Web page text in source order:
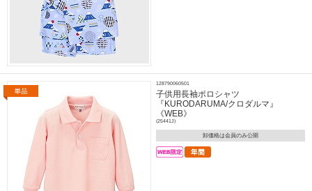
128790060501
子供用長袖ポロシャツ
『KURODARUMA/クロダルマ』
《WEB》
(25441J)
卸価格は会員のみ公開